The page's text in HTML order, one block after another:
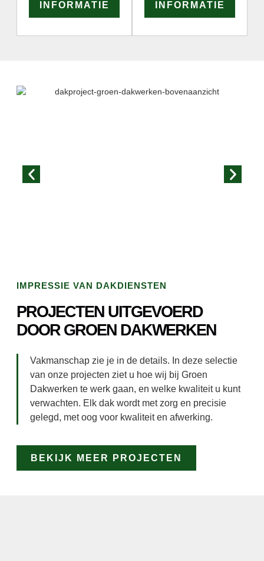
INFORMATIE INFORMATIE
IMPRESSIE VAN DAKDIENSTEN
PROJECTEN UITGEVOERD
DOOR GROEN DAKWERKEN
Vakmanschap zie je in de details. In deze selectie
van onze projecten ziet u hoe wij bij Groen
Dakwerken te werk gaan, en welke kwaliteit u kunt
verwachten. Elk dak wordt met zorg en precisie
gelegd, met oog voor kwaliteit en afwerking.
BEKIJK MEER PROJECTEN